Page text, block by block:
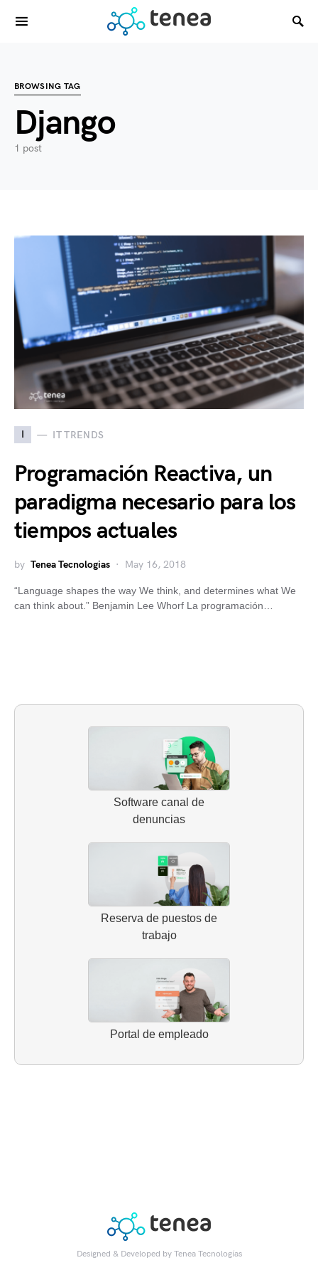
BROWSING TAG
Django
1 post
I IT TRENDS
Programación Reactiva, un
paradigma necesario para los
tiempos actuales
by Tenea Tecnologias May 16, 2018
“Language shapes the way We think, and determines what We
can think about.” Benjamin Lee Whorf La programación…
Software canal de
denuncias
Reserva de puestos de
trabajo
Portal de empleado
Designed & Developed by Tenea Tecnologías